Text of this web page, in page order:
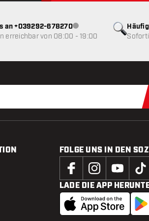
an +039292-678270Kundenservice nicht
erreichbar von 08:00 - 19:00
FOLGE UNS IN DEN
LADE DIE APP